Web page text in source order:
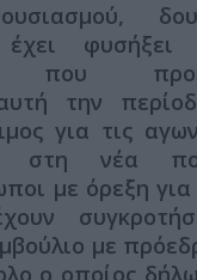
έχει
που
την
για τις
στη νέα
με όρεξη για
με
ο οποίος